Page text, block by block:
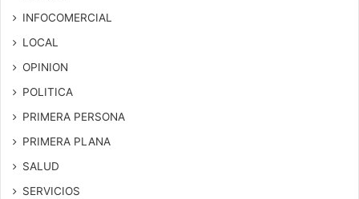
INFOCOMERCIAL
LOCAL
OPINION
POLITICA
PRIMERA PERSONA
PRIMERA PLANA
SALUD
SERVICIOS